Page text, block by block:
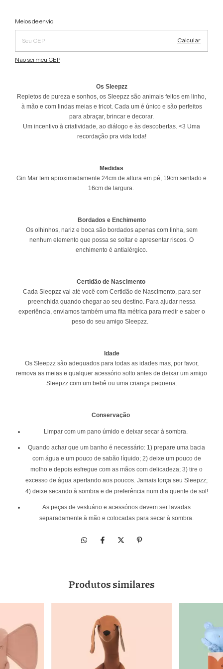
Entregas para o CEP:
Meios de envio
Calcular
Não sei meu CEP
Os Sleepzz
Repletos de pureza e sonhos, os Sleepzz são animais feitos em linho,
à mão e com lindas meias e tricot. Cada um é único e são perfeitos
para abraçar, brincar e decorar.
Um incentivo à criatividade, ao diálogo e às descobertas. <3 Uma
recordação pra vida toda!
Medidas
Gin Mar tem aproximadamente 24cm de altura em pé, 19cm sentado e
16cm de largura.
Bordados e Enchimento
Os olhinhos, nariz e boca são bordados apenas com linha, sem
nenhum elemento que possa se soltar e apresentar riscos. O
enchimento é antialérgico.
Certidão de Nascimento
Cada Sleepzz vai até você com Certidão de Nascimento, para ser
preenchida quando chegar ao seu destino. Para ajudar nessa
experiência, enviamos também uma fita métrica para medir e saber o
peso do seu amigo Sleepzz.
Idade
Os Sleepzz são adequados para todas as idades mas, por favor,
remova as meias e qualquer acessório solto antes de deixar um amigo
Sleepzz com um bebê ou uma criança pequena.
Conservação
Limpar com um pano úmido e deixar secar à sombra.
Quando achar que um banho é necessário: 1) prepare uma bacia
com água e um pouco de sabão líquido; 2) deixe um pouco de
molho e depois esfregue com as mãos com delicadeza; 3) tire o
excesso de água apertando aos poucos. Jamais torça seu Sleepzz;
4) deixe secando à sombra e de preferência num dia quente de sol!
As peças de vestuário e acessórios devem ser lavadas
separadamente à mão e colocadas para secar à sombra.
Produtos similares